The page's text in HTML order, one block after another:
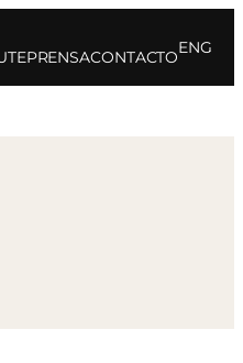
PRENSACONTACTO
ENG